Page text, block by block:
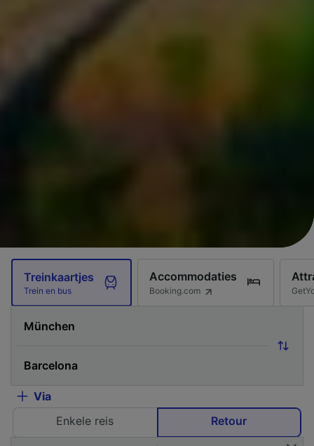
Treinkaartjes
Trein en bus
Accommodaties
Booking.com
Via
Enkele reis
Retour